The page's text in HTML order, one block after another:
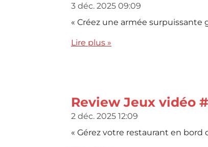
3 déc. 2025 09:09
« Créez une armée surpuissante
Lire plus »
Review Jeux vidéo
2 déc. 2025 12:09
« Gérez votre restaurant en bord